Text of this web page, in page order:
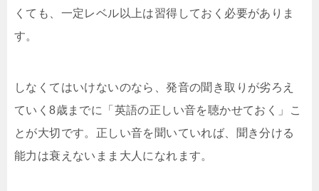
くても、一定レベル以上は習得しておく必要がありま
す。
しなくてはいけないのなら、発音の聞き取りが劣ろえ
ていく8歳までに「英語の正しい音を聴かせておく」こ
とが大切です。正しい音を聞いていれば、聞き分ける
能力は衰えないまま大人になれます。